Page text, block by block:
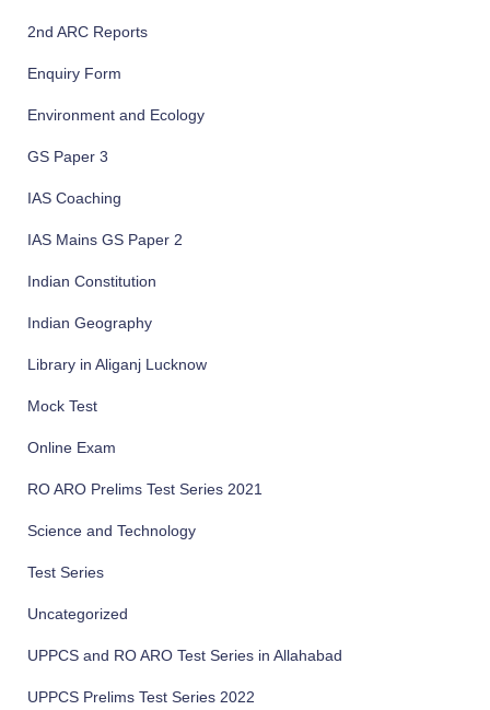
2nd ARC Reports
Enquiry Form
Environment and Ecology
GS Paper 3
IAS Coaching
IAS Mains GS Paper 2
Indian Constitution
Indian Geography
Library in Aliganj Lucknow
Mock Test
Online Exam
RO ARO Prelims Test Series 2021
Science and Technology
Test Series
Uncategorized
UPPCS and RO ARO Test Series in Allahabad
UPPCS Prelims Test Series 2022